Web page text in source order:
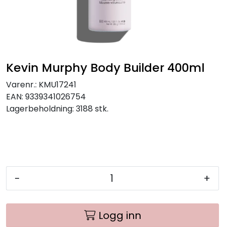
Kevin Murphy Body Builder 400ml
Varenr.: KMU17241
EAN: 9339341026754
Lagerbeholdning: 3188 stk.
- +
Logg inn